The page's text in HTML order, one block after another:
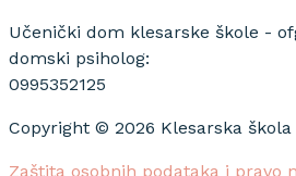
Učenički dom klesarske škole -
domski psiholog:
0995352125
Copyright © 2026 Klesarska
Zaštita osobnih podataka i pravo